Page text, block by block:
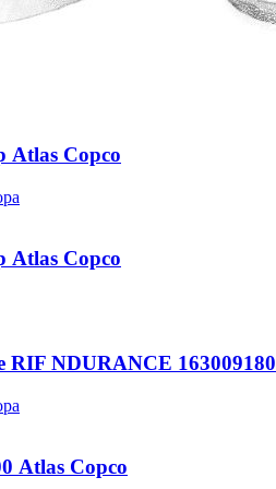
Atlas Copco
Atlas Copco
RIF NDURANCE
Atlas Copco